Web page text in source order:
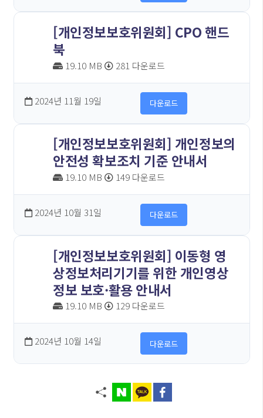
[개인정보보호위원회] CPO 핸드
북
19.10 MB 281 다운로드
2024년 11월 19일 다운로드
[개인정보보호위원회] 개인정보의
안전성 확보조치 기준 안내서
19.10 MB 149 다운로드
2024년 10월 31일 다운로드
[개인정보보호위원회] 이동형 영
상정보처리기기를 위한 개인영상
정보 보호·활용 안내서
19.10 MB 129 다운로드
2024년 10월 14일 다운로드